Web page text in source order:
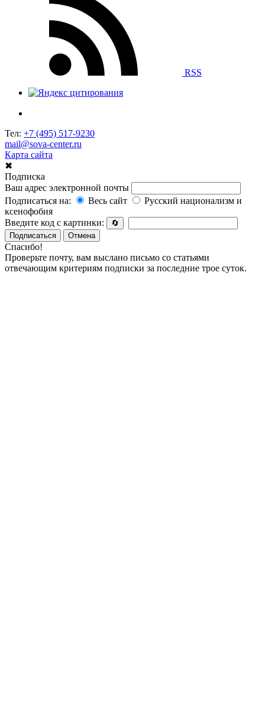
RSS
Тел: +7 (495) 517-9230
mail@sova-center.ru
Карта сайта
✖
Подписка
Ваш адрес электронной почты
Подписаться на:
Весь сайт
Русский национализм и
ксенофобия
Введите код с картинки:
🔄
Подписаться
Отмена
Спасибо!
Проверьте почту, вам выслано письмо со статьями
отвечающим критериям подписки за последние трое суток.